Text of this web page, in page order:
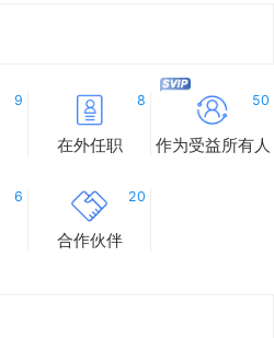
9 8
在外任职
50
作为受益所有人
6 20
合作伙伴